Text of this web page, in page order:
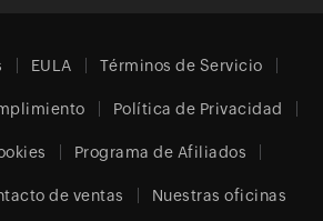
EULA Términos de Servicio
Política de Privacidad
Programa de Afiliados
de ventas Nuestras oficinas